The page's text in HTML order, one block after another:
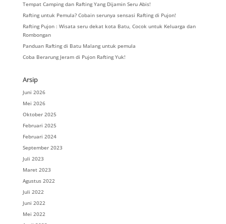
Tempat Camping dan Rafting Yang Dijamin Seru Abis!
Rafting untuk Pemula? Cobain serunya sensasi Rafting di Pujon!
Rafting Pujon : Wisata seru dekat kota Batu, Cocok untuk Keluarga dan
Rombongan
Panduan Rafting di Batu Malang untuk pemula
Coba Berarung Jeram di Pujon Rafting Yuk!
Arsip
Juni 2026
Mei 2026
Oktober 2025
Februari 2025
Februari 2024
September 2023
Juli 2023
Maret 2023
Agustus 2022
Juli 2022
Juni 2022
Mei 2022